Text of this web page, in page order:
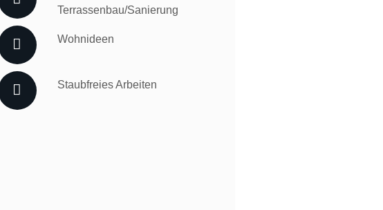
Terrassenbau/Sanierung
Wohnideen
Staubfreies Arbeiten